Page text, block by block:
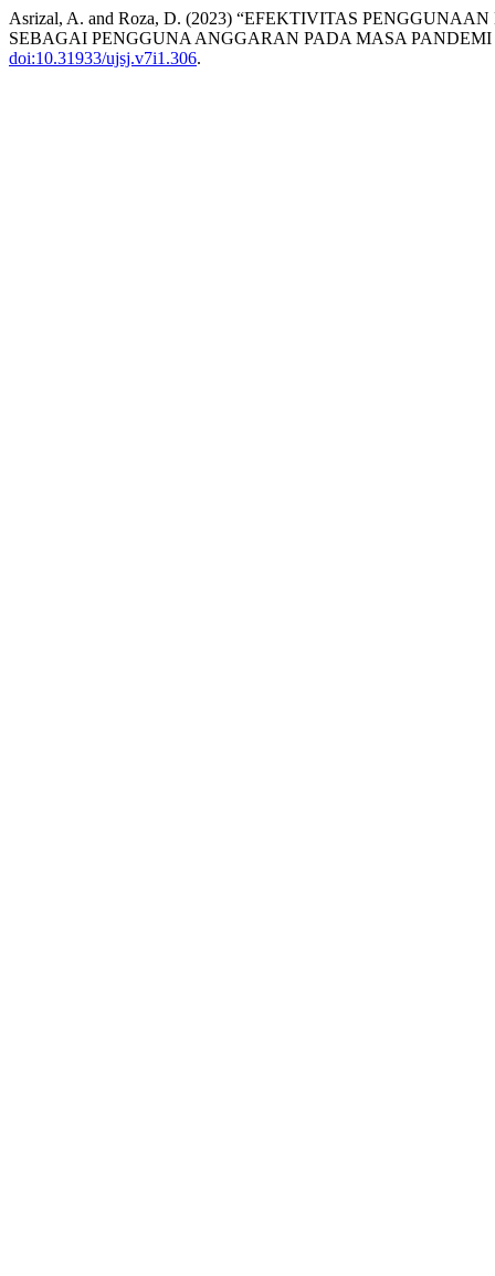
Asrizal, A. and Roza, D. (2023) “EFEKTIVITAS
SEBAGAI PENGGUNA ANGGARAN PADA MASA
doi:10.31933/ujsj.v7i1.306.